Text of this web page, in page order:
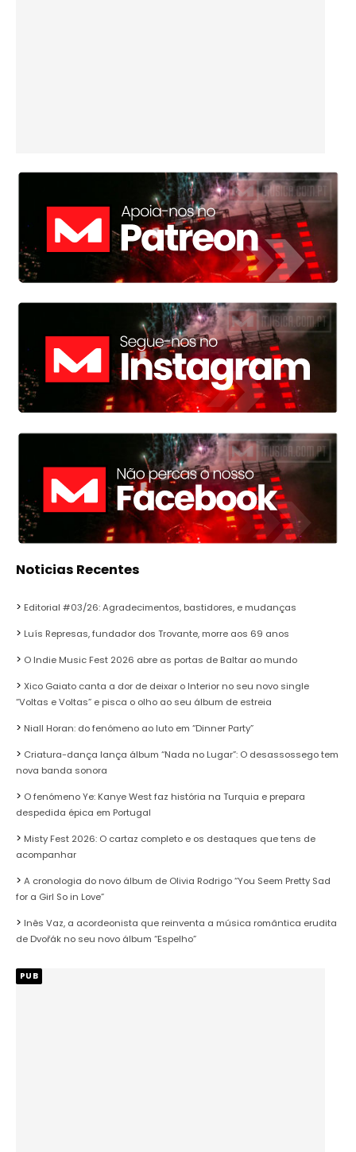
Noticias Recentes
Editorial #03/26: Agradecimentos, bastidores, e mudanças
Luís Represas, fundador dos Trovante, morre aos 69 anos
O Indie Music Fest 2026 abre as portas de Baltar ao mundo
Xico Gaiato canta a dor de deixar o Interior no seu novo single
“Voltas e Voltas” e pisca o olho ao seu álbum de estreia
Niall Horan: do fenómeno ao luto em “Dinner Party”
Criatura-dança lança álbum “Nada no Lugar”: O desassossego tem
nova banda sonora
O fenómeno Ye: Kanye West faz história na Turquia e prepara
despedida épica em Portugal
Misty Fest 2026: O cartaz completo e os destaques que tens de
acompanhar
A cronologia do novo álbum de Olivia Rodrigo “You Seem Pretty Sad
for a Girl So in Love”
Inês Vaz, a acordeonista que reinventa a música romântica erudita
de Dvořák no seu novo álbum “Espelho”
PUB